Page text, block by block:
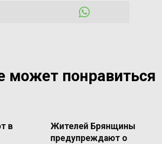
может понравиться
в
Жителей Брянщины
предупреждают о